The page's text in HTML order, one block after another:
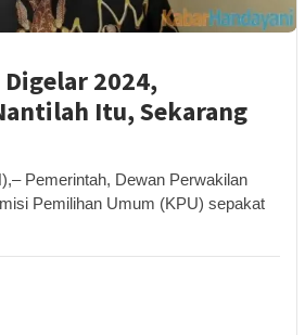
2024,
Itu, Sekarang
Pemerintah, Dewan Perwakilan
Pemilihan Umum (KPU) sepakat